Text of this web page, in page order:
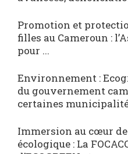
Promotion et
filles au Cameroun :
pour ...
Environnement :
du gouvernement
certaines
Immersion au cœur
écologique : La